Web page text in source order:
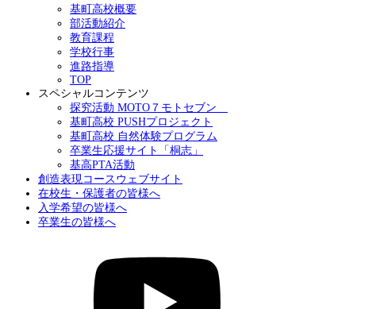
基町高校概要
部活動紹介
教育課程
学校行事
進路指導
TOP
スペシャルコンテンツ
探究活動 MOTO７モトセブン
基町高校 PUSHプロジェクト
基町高校 自然体験プログラム
卒業生応援サイト「桐志」
基高PTA活動
創造表現コースウェブサイト
在校生・保護者の皆様へ
入学希望の皆様へ
卒業生の皆様へ